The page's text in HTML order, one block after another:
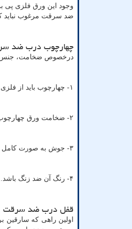
وجود این ورق فلزی پی
ضد سرقت مرغوب نباید کمتر از ۹۰
چهارچوب درب ضد
درخصوص ضخامت، جنس و
۱- چهارچوب باید از فلزی باکیفیت ساخته شده باشد؛
۲- ضخامت ورق چهارچوب درب کم نباشد تا شکننده نباشد (بیش از ۱,۵ میلیمتر)؛
۳- جوش به صورت کامل در همه بخش‌ها وجود داشته باشد.؛
۴- رنگ آن ضد زنگ باشد.
قفل درب ضد سرقت
اولین راهی که